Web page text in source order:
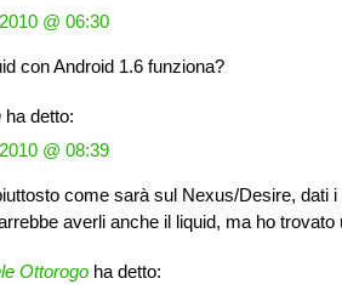
@ 06:30
con Android 1.6 funziona?
ha detto:
@ 08:39
come sarà sul Nexus/Desire, dati
averli anche il liquid, ma ho
Ottorogo ha detto: